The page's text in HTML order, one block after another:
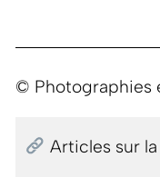
© Photographies
Articles sur